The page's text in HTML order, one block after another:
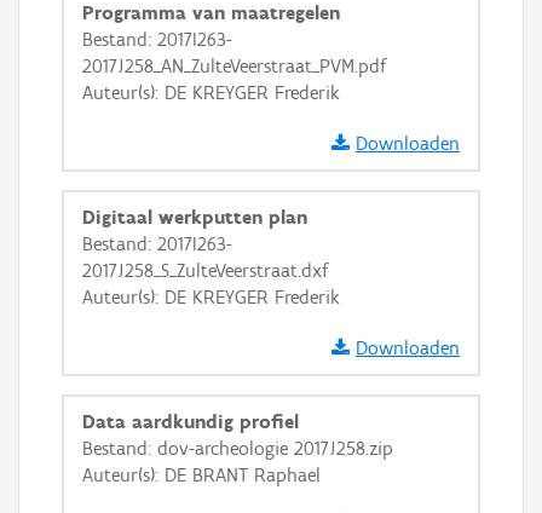
+ −
Basis Lagen
OSM-Basiskaart
GRB-Basiskaart
GRB-Basiskaart in grijswaarden
Programma van maatregelen
Bestand: 2017I263-
2017J258_AN_ZulteVeerstraat_PVM.pdf
Auteur(s): DE KREYGER Frederik
Downloaden
Digitaal werkputten plan
Bestand: 2017I263-
2017J258_S_ZulteVeerstraat.dxf
Auteur(s): DE KREYGER Frederik
Downloaden
Data aardkundig profiel
Bestand: dov-archeologie 2017J258.zip
Auteur(s): DE BRANT Raphael